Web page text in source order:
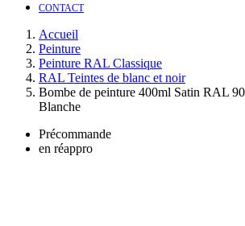
CONTACT
Accueil
Peinture
Peinture RAL Classique
RAL Teintes de blanc et noir
Bombe de peinture 400ml Satin RAL
Blanche
Précommande
en réappro